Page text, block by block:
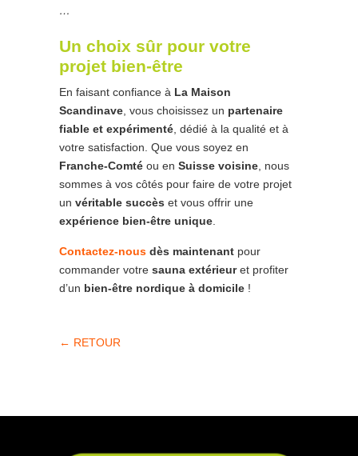
…
Un choix sûr pour votre
projet bien-être
En faisant confiance à La Maison
Scandinave, vous choisissez un partenaire
fiable et expérimenté, dédié à la qualité et à
votre satisfaction. Que vous soyez en
Franche-Comté ou en Suisse voisine, nous
sommes à vos côtés pour faire de votre projet
un véritable succès et vous offrir une
expérience bien-être unique.
Contactez-nous dès maintenant pour
commander votre sauna extérieuret profiter
d’un bien-être nordique à domicile !
← RETOUR